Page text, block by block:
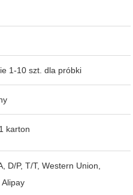
1-10 szt. dla próbki
karton
D/P, T/T, Western Union,
Alipay